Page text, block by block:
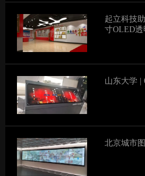
起立科技
寸OLED
山东大学 |
北京城市